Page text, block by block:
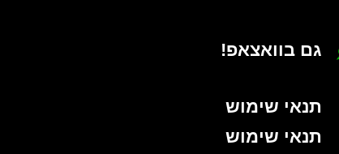
גם בוואצאפ!
תנאי שימוש
תנאי שימוש